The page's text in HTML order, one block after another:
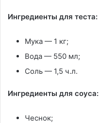
Ингредиенты для теста:
Мука — 1 кг;
Вода — 550 мл;
Соль — 1,5 ч.л.
Ингредиенты для соуса:
Чеснок;